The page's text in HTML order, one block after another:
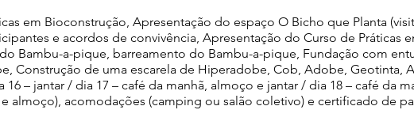
em Bioconstrução, Apresentação do espaço O Bicho que Planta
e acordos de convivência, Apresentação do Curso de Práticas
Bambu-a-pique, barreamento do Bambu-a-pique, Fundação com
Construção de uma escarela de Hiperadobe, Cob, Adobe, Geotinta,
16 – jantar / dia 17 – café da manhã, almoço e jantar / dia 18 – café da
almoço), acomodações (camping ou salão coletivo) e certificado de